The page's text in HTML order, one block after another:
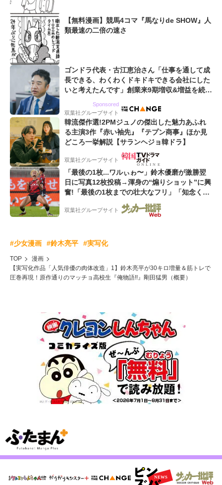
【無料漫画】競馬4コマ『馬なりde SHOW』人
類最速の二倍の速さ
ゴンドラ代表・古江恵治さん「仕事を通して成
長できる、わくわくドキドキできる会社にした
いと考えたんです」創業来9期増収&増益を続け
Sponsored
双葉社グループサイト
韓流傑作選!2PMジュノの傑出した魅力あふれ
る主演3作『赤い袖先』『テプン商事』ほか見
どころ一挙解説【サランヘジョ韓ドラ】
双葉社グループサイト
「最後の1枚...ワルぃゎ〜」鈴木優磨が激勝翌
日に写真12枚投稿→渾身の“煽りショット”に興
奮!「最後の1枚までの壮大なフリ」「知念くん
のことどんだけ好きなんよw」
双葉社グループサイト
#少女漫画 #鈴木亮平 #実写化
TOP
漫画
【実写化作品「人気俳優の肉体改造」1】鈴木亮平が30キロ増量＆筋トレで
圧巻再現！原作通りのマッチョ高校生『俺物語!!』剛田猛男（概要）